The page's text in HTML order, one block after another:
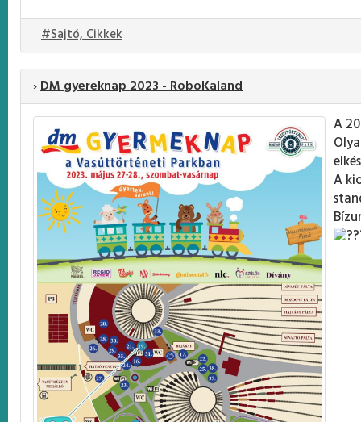
#Sajtó, Cikkek
›DM gyereknap 2023 - RoboKaland
A
A